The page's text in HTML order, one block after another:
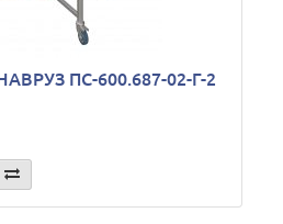
ПС-600.687-02-Г-2